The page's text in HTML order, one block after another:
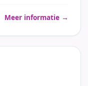
Meer informatie →